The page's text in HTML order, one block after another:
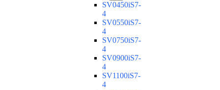
SV0450iS7-
4
SV0550iS7-
4
SV0750iS7-
4
SV0900iS7-
4
SV1100iS7-
4